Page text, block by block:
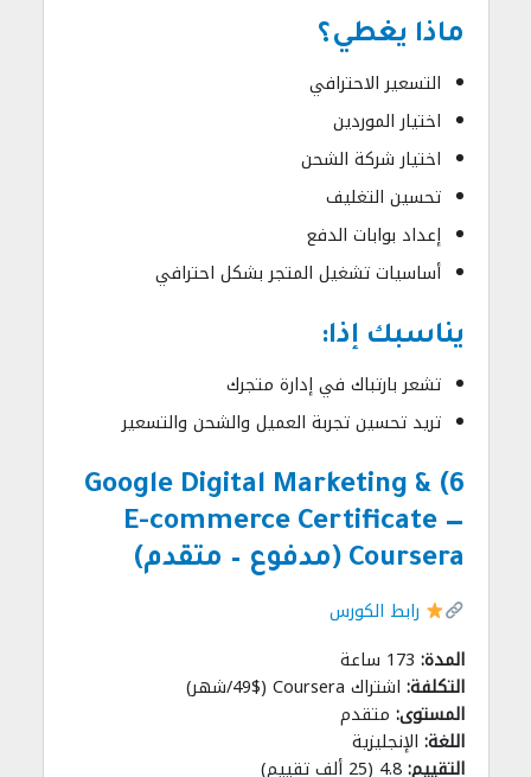
ماذا يغطي؟
التسعير الاحترافي
اختيار الموردين
اختيار شركة الشحن
تحسين التغليف
إعداد بوابات الدفع
أساسيات تشغيل المتجر بشكل احترافي
يناسبك إذا:
تشعر بارتباك في إدارة متجرك
تريد تحسين تجربة العميل والشحن والتسعير
6) Google Digital Marketing &
E-commerce Certificate —
Coursera (مدفوع – متقدم)
رابط الكورس
المدة:
التكلفة: اشتراك Coursera (49$/شهر)
المستوى: متقدم
اللغة: الإنجليزية
التقييم:4.8 (25 ألف تقييم)